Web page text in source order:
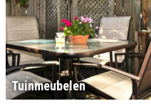
Tuinmeubelen